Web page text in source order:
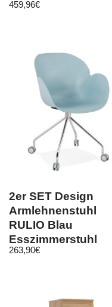
Wandboard-WIKA III
459,96€
2er SET Design
Armlehnenstuhl
RULIO Blau
Esszimmerstuhl
Stuhl Esszimmer
263,90€